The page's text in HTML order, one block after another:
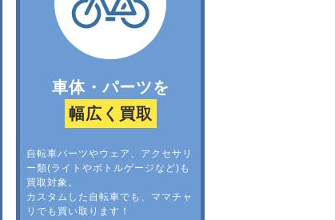
車体・パーツを
幅広く買取
自転車パーツやウェア、アクセサリ
ー類(ライトやボトルゲージなど)も
買取対象。
カスタムした自転車でも、ママチャ
リでも買い取ります！